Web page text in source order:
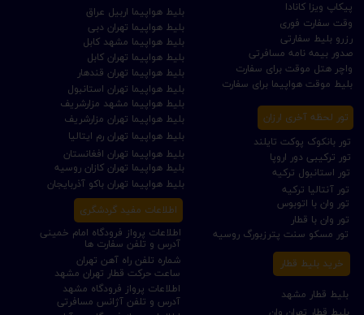
تور ترکیبی دور اروپا
رزرو بلیط سفارتی
پیکاپ ویزا کانادا
بلیط هواپیما تهران کابل
بلیط هواپیما تهران مزارشریف
بلیط هواپیما مشهد کابل
بلیط هواپیما تهران قندهار
بلیط هواپیما تهران افغانستان
بلیط هواپیما مشهد مزارشریف
بلیط قطار مشهد
بلیط موقت هواپیما برای سفارت
واچر هتل موقت برای سفارت
بلیط هواپیما تهران رم ایتالیا
اطلاعات پرواز فرودگاه امام خمینی
بلیط هواپیما تهران دبی
بلیط هواپیما تهران باکو آذربایجان
بلیط هواپیما تهران استانبول
بلیط هواپیما تهران کازان روسیه
بلیط هواپیما اربیل عراق
صدور بیمه نامه مسافرتی
تور آنتالیا ترکیه
تور استانبول ترکیه
تور مسکو سنت پترزبورگ روسیه
تور وان با قطار
تور بانکوک پوکت تایلند
تور وان با اتوبوس
ساعت حرکت قطار تهران مشهد
خرید بلیط قطار
تور لحظه آخری ارزان
شماره تلفن راه آهن تهران
وقت سفارت فوری
اطلاعات پرواز فرودگاه مشهد
آدرس و تلفن سفارت ها
آدرس و تلفن آژانس مسافرتی
اطلاعات مفید گردشگری